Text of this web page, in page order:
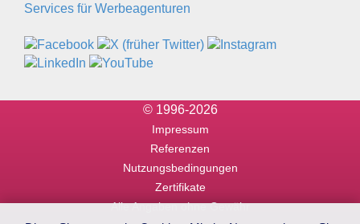
Services für Werbeagenturen
© 1996-2026
Impressum
Referenzen
Nutzungsbedingungen
Zertifikate
Alle Angaben ohne Gewähr